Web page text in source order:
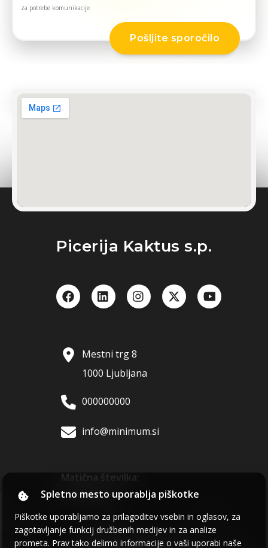
za potrebe komunikacije.
Picerija Kaktus s.p.
Mestni trg 8
1000 Ljubljana
000000000
info@minimum.si
Matična številka:
0000000000
Delite to spletno stran:
Spletno mesto uporablja piškotke
Piškotke uporabljamo za prilagoditev vsebin in oglasov, za
zagotavljanje funkcij družbenih medijev in za analize
prometa. Prav tako delimo informacije o vaši uporabi naše